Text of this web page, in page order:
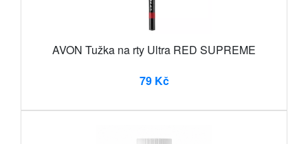
AVON Tužka na rty Ultra RED SUPREME
79 Kč